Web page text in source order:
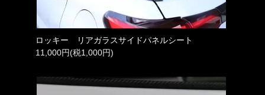
ロッキー リアガラスサイドパネルシート
11,000円(税1,000円)